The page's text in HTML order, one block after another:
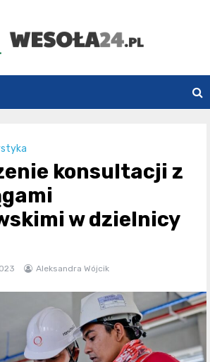
konsultacji z
w dzielnicy
Aleksandra Wójcik